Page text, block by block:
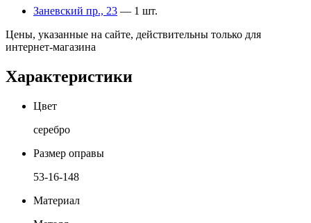
Заневский пр., 23 — 1 шт.
Цены, указанные на сайте, действительны только для
интернет-магазина
Характеристики
Цвет
серебро
Размер оправы
53-16-148
Материал